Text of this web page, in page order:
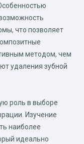
что позволяет
методом, чем
удаления зубной
роль в выборе
Изучение
наиболее
идеально